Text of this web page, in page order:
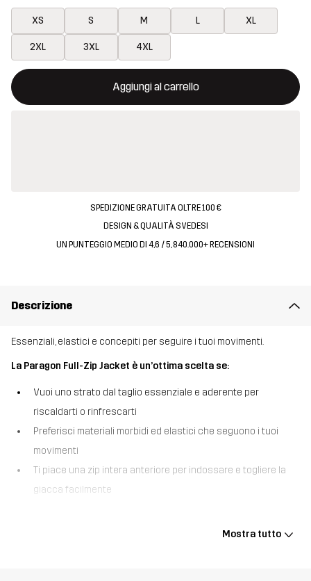
XS S M L XL
2XL 3XL 4XL
Aggiungi al carrello
Questo tasto aprirà una finestra modale per confermare un
{{size}} non disponibile
SPEDIZIONE GRATUITA OLTRE 100 €
DESIGN & QUALITÀ SVEDESI
UN PUNTEGGIO MEDIO DI 4,6 / 5, 840.000+ RECENSIONI
Descrizione
Essenziali, elastici e concepiti per seguire i tuoi movimenti.
La Paragon Full-Zip Jacket è un’ottima scelta se:
Vuoi uno strato dal taglio essenziale e aderente per
riscaldarti o rinfrescarti
Preferisci materiali morbidi ed elastici che seguono i tuoi
movimenti
Ti piace una zip intera anteriore per indossare e togliere la
giacca facilmente
sportivo aderente, che ti sostiene durante tutto l’allenamento, dal
Mostra tutto